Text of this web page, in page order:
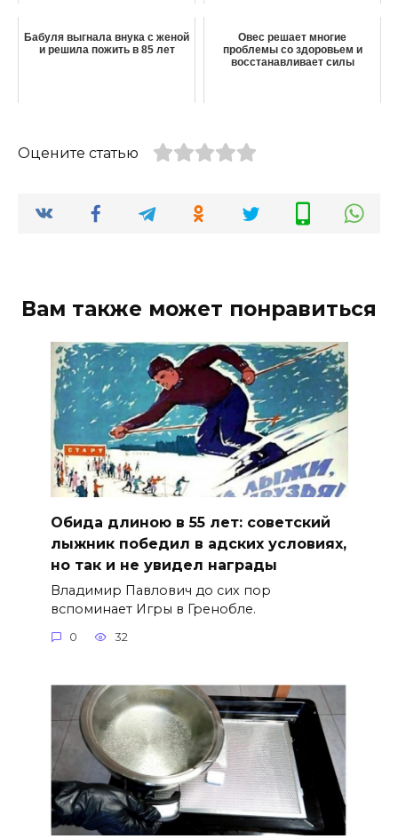
Бабуля выгнала внука с женой
и решила пожить в 85 лет
Овес решает многие
проблемы со здоровьем и
восстанавливает силы
Оцените статью
Вам также может понравиться
Обида длиною в 55 лет: советский
лыжник победил в адских условиях,
но так и не увидел награды
Владимир Павлович до сих пор
вспоминает Игры в Гренобле.
0 32